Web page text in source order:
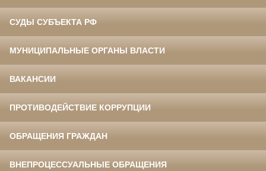
СУДЫ СУБЪЕКТА РФ
МУНИЦИПАЛЬНЫЕ ОРГАНЫ ВЛАСТИ
ВАКАНСИИ
ПРОТИВОДЕЙСТВИЕ КОРРУПЦИИ
ОБРАЩЕНИЯ ГРАЖДАН
ВНЕПРОЦЕССУАЛЬНЫЕ ОБРАЩЕНИЯ